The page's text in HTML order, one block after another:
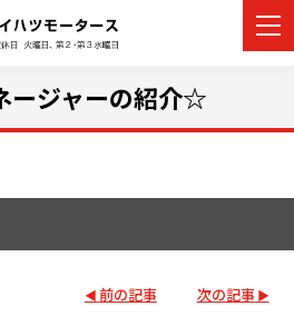
店舗情報
ージャーの紹介☆
前の記事 次の記事